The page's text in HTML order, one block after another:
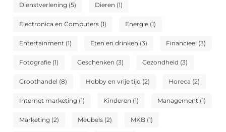
Dienstverlening (5) Dieren (1)
Electronica en Computers (1) Energie (1)
Entertainment (1) Eten en drinken (3) Financieel (3)
Fotografie (1) Geschenken (3) Gezondheid (3)
Groothandel (8) Hobby en vrije tijd (2) Horeca (2)
Internet marketing (1) Kinderen (1) Management (1)
Marketing (2) Meubels (2) MKB (1)